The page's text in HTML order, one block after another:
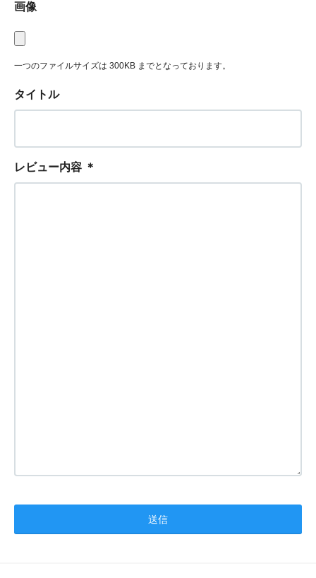
画像
一つのファイルサイズは 300KB までとなっております。
タイトル
レビュー内容 ＊